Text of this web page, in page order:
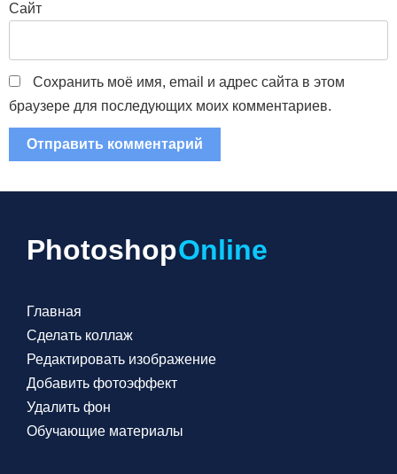
Сайт
Сохранить моё имя, email и адрес сайта в этом
браузере для последующих моих комментариев.
PhotoshopOnline
Главная
Сделать коллаж
Редактировать изображение
Добавить фотоэффект
Удалить фон
Обучающие материалы